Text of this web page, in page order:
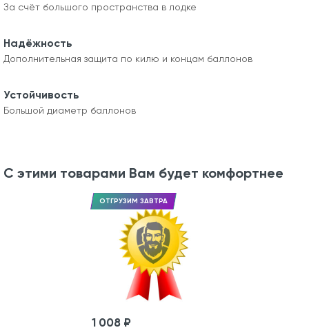
За счёт большого пространства в лодке
Надёжность
Дополнительная защита по килю и концам баллонов
Устойчивость
Большой диаметр баллонов
С этими товарами Вам будет комфортнее
ОТГРУЗИМ ЗАВТРА
1 008 ₽